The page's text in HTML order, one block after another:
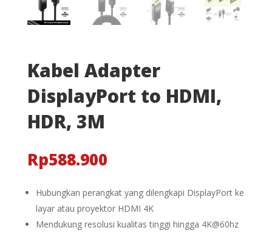
Kabel Adapter
DisplayPort to HDMI,
HDR, 3M
Rp588.900
Hubungkan perangkat yang dilengkapi DisplayPort ke
layar atau proyektor HDMI 4K
Mendukung resolusi kualitas tinggi hingga 4K@60hz